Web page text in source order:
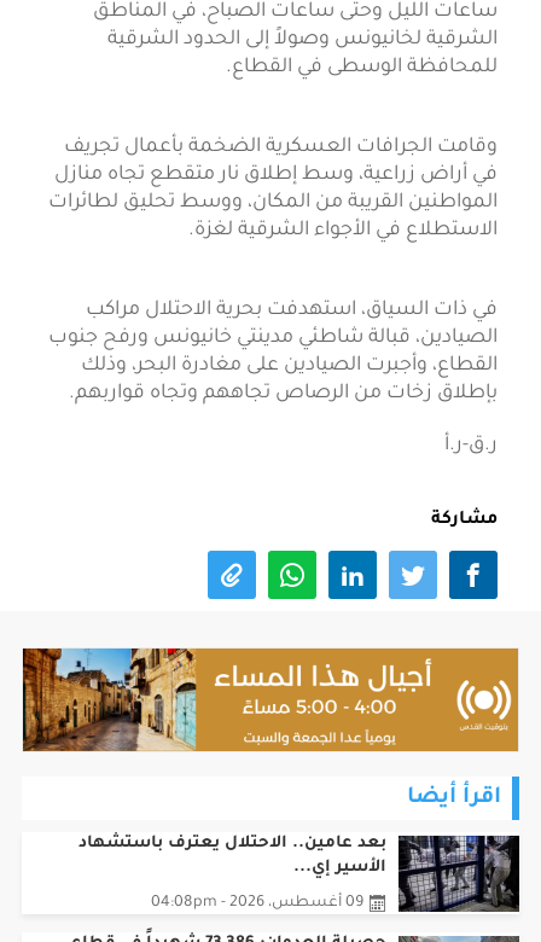
ساعات الليل وحتى ساعات الصباح، في المناطق
الشرقية لخانيونس وصولاً إلى الحدود الشرقية
للمحافظة الوسطى في القطاع.
وقامت الجرافات العسكرية الضخمة بأعمال تجريف
في أراض زراعية، وسط إطلاق نار متقطع تجاه منازل
المواطنين القريبة من المكان، ووسط تحليق لطائرات
الاستطلاع في الأجواء الشرقية لغزة.
في ذات السياق، استهدفت بحرية الاحتلال مراكب
الصيادين، قبالة شاطئي مدينتي خانيونس ورفح جنوب
القطاع، وأجبرت الصيادين على مغادرة البحر، وذلك
بإطلاق زخات من الرصاص تجاههم وتجاه قواربهم.
ر.ق-ر.أ
مشاركة
اقرأ أيضا
بعد عامين.. الاحتلال يعترف باستشهاد
الأسير إي...
09 أغسطس، 2026 - 04:08pm